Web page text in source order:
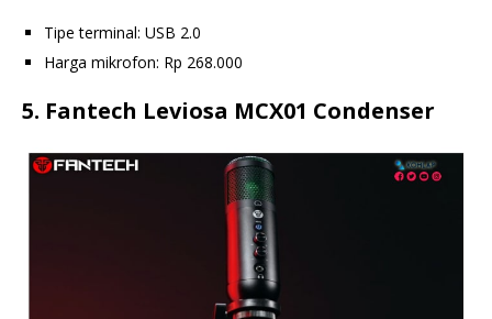
Tipe terminal: USB 2.0
Harga mikrofon: Rp 268.000
5. Fantech Leviosa MCX01 Condenser